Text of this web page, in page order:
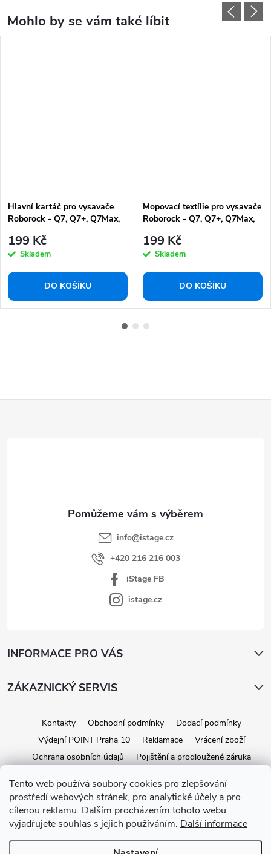
Tento web používá soubory cookies pro zlepšování
prostředí webových stránek, pro analytické účely a pro
cílenou reklamu. Dalším procházením tohoto webu
vyjadřujete souhlas s jejich používáním. Další informace
Hlavní kartáč pro vysavače
Roborock - Q7, Q7+, Q7Max,
199 Kč
Skladem
DO KOŠÍKU
Mopovací textílie pro vysavače
Roborock - Q7, Q7+, Q7Max,
199 Kč
Skladem
DO KOŠÍKU
info@istage.cz
+420 216 216 003
iStage FB
istage.cz
INFORMACE PRO VÁS
ZÁKAZNICKÝ SERVIS
Kontakty Obchodní podmínky
Dodací podmínky
Výdejní POINT Praha 10
Reklamace
Vrácení zboží
Ochrana osobních údajů
Pojištění a prodloužené záruka
Vytvořil Shoptet
Copyright 2026iStage.cz. Všechna práva vyhrazena.Upravit nastavení
cookies